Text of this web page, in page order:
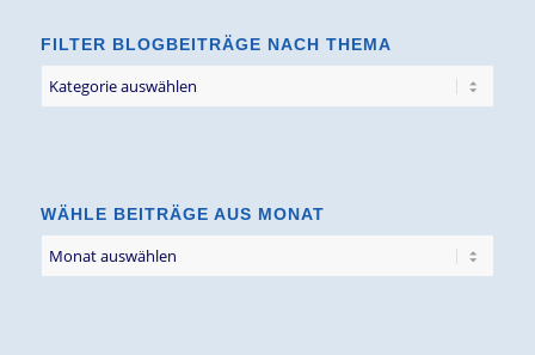
FILTER BLOGBEITRÄGE NACH THEMA
Blogbeiträge
WÄHLE BEITRÄGE AUS MONAT